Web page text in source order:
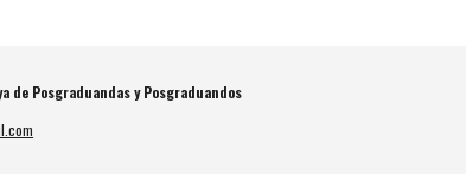
de Posgraduandas y Posgraduandos